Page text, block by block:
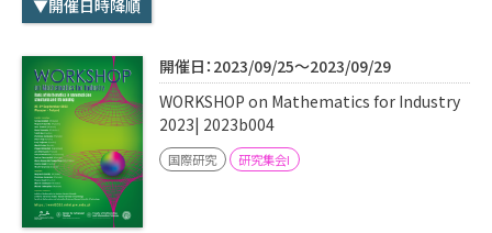
English
Q&A
アクセス・お問合せ
メルマガ
▼開催日時降順
開催日：2023/09/25～2023/09/29
WORKSHOP on Mathematics for Industry
2023| 2023b004
国際研究 研究集会I